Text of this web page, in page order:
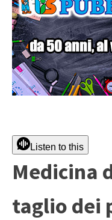
Listen to this
Medicina
taglio dei